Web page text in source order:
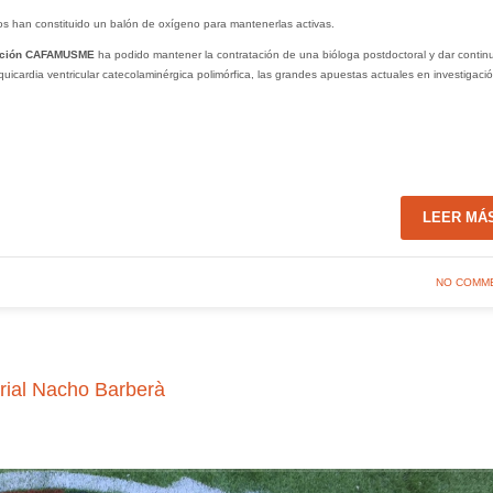
han constituido un balón de oxígeno para mantenerlas activas.
CAFAMUSMEha podido mantener la contratación de una bióloga postdoctoral y dar
ventricular catecolaminérgica polimórfica, las grandes apuestas actuales en
LEER
NO
Nacho Barberà